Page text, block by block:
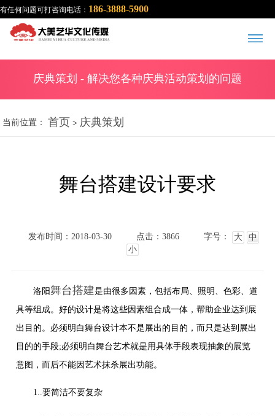
有任何问题可打咨询电话： 186-3888-5900
庆典策划 - 解决您各种庆典活动策划的问题
当前位置： 首页 > 庆典策划
舞台搭建设计要求
发布时间：2018-03-30 点击：3866 字号： 大
中
小
洛阳 舞台搭建是由很多因素，包括布局、照明、色彩、道
具等组成。好的设计是将这些因素组合成一体，帮助企业达到展
出目的。必须明白舞台设计本不是展出的目的，而只是达到展出
目的的手段;必须明白舞台艺术就是用具体手段表现抽象的展览
意图，而后不能因艺术抹杀展出功能。
1..要简洁不要复杂